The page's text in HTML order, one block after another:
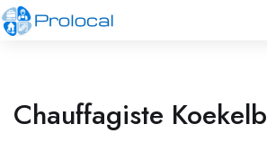
Chauffagiste